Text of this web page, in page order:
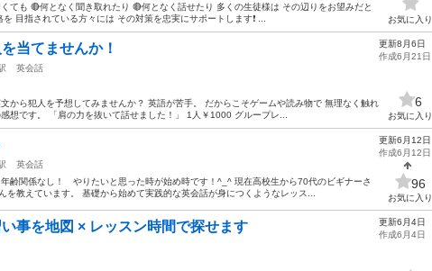
ても 🔴何となく聞き取れたり 🔴何となく話せたり 多くの生徒様は その辺りをお望みだと
目指されている方々には その対策を忠実にサポートします❗️ ...
お気に入り
当てませんか！
英会話
から犯人を予想してみませんか？ 英語が苦手。 だからこそゲームや読み物で 無理なく触れ
想です。 「肩の力を抜いて話せました！」 1人￥1000 グループレ...
更新8月6日
作成6月21日
6
お気に入り
英会話
齢関係なし！ やりたいと思った時が始め時です！^_^ 現在高校生から70代のビギナーさ
を教えています。 基礎から始めて実践的な英会話が身につくようなレッス...
更新6月12日
作成6月12日
96
お気に入り
事を地図 × レッスン時間で探せます
更新6月4日
作成6月4日